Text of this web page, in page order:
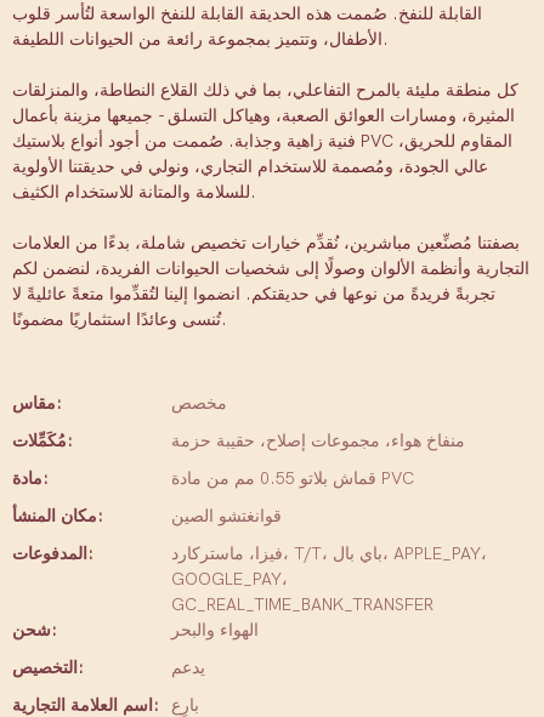
القابلة للنفخ. صُممت هذه الحديقة القابلة للنفخ الواسعة لتُأسر قلوب
الأطفال، وتتميز بمجموعة رائعة من الحيوانات اللطيفة.
كل منطقة مليئة بالمرح التفاعلي، بما في ذلك القلاع النطاطة، والمنزلقات
المثيرة، ومسارات العوائق الصعبة، وهياكل التسلق - جميعها مزينة بأعمال
فنية زاهية وجذابة. صُممت من أجود أنواع بلاستيك PVC المقاوم للحريق،
عالي الجودة، ومُصممة للاستخدام التجاري، ونولي في حديقتنا الأولوية
للسلامة والمتانة للاستخدام الكثيف.
بصفتنا مُصنِّعين مباشرين، نُقدِّم خيارات تخصيص شاملة، بدءًا من العلامات
التجارية وأنظمة الألوان وصولًا إلى شخصيات الحيوانات الفريدة، لنضمن لكم
تجربةً فريدةً من نوعها في حديقتكم. انضموا إلينا لتُقدِّموا متعةً عائليةً لا
تُنسى وعائدًا استثماريًا مضمونًا.
مقاس:
مخصص
مُكَمِّلات:
منفاخ هواء، مجموعات إصلاح، حقيبة حزمة
مادة:
قماش بلاتو 0.55 مم من مادة PVC
مكان المنشأ:
قوانغتشو الصين
المدفوعات:
فيزا، ماستركارد، T/T، باي بال، APPLE_PAY،
GOOGLE_PAY،
GC_REAL_TIME_BANK_TRANSFER
شحن:
الهواء والبحر
التخصيص:
يدعم
اسم العلامة التجارية:
بارِع